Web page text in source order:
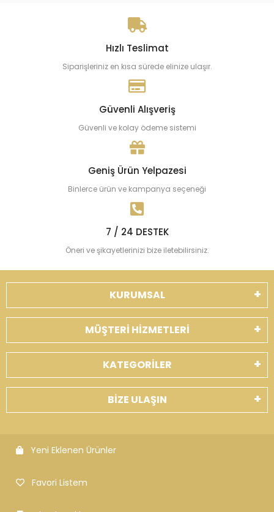
Hızlı Teslimat
Siparişleriniz en kısa sürede elinize ulaşır.
Güvenli Alışveriş
Güvenli ve kolay ödeme sistemi
Geniş Ürün Yelpazesi
Binlerce ürün ve kampanya seçeneği
7 / 24 DESTEK
Öneri ve şikayetlerinizi bize iletebilirsiniz.
KURUMSAL
MÜŞTERİ HİZMETLERİ
KATEGORİLER
BİZE ULAŞIN
Yeni Eklenen Ürünler
Favori Listem